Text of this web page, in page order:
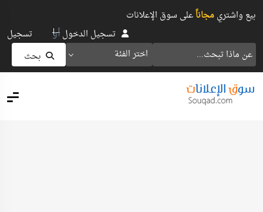
بيع واشتريمجاناًعلى سوق الإعلانات
اختر الفئة بحث
تسجيل الدخولأو تسجيل